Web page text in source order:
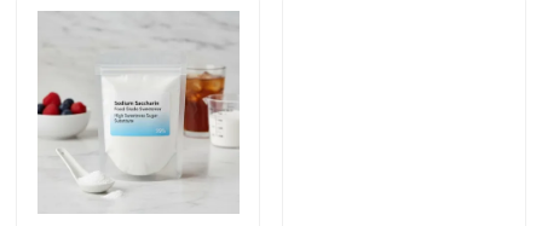
Hogar
Productos
Vídeos